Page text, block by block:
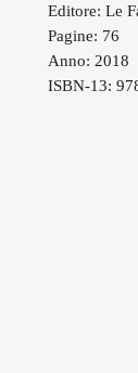
Editore: Le
Pagine: 76
Anno: 2018
ISBN-13: